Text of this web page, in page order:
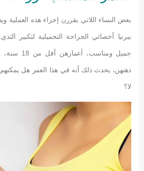
بعض النساء اللاتي يقررن إجراء هذه العملية
بيرنيا أخصائي الجراحة التجميلية لتكبير
جميل ومناسب،
ذهنهن، يحدث ذلك أنه في هذا العمر هل يمكنهم